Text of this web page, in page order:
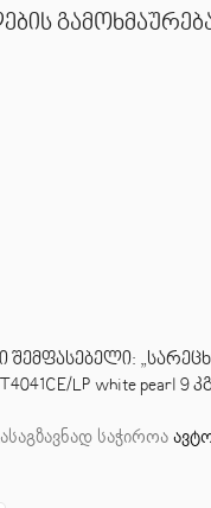
LP white pearl 9
საჭიროა